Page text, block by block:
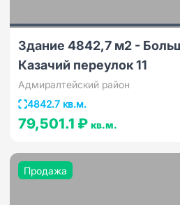
Здание 4842,7 м2 -
Казачий переулок 11
Адмиралтейский район
4842.7 кв.м.
79,501.1 ₽ кв.м.
Продажа